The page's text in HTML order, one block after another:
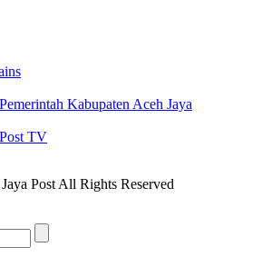
Kabupaten Aceh Jaya
TV
Post All Rights Reserved